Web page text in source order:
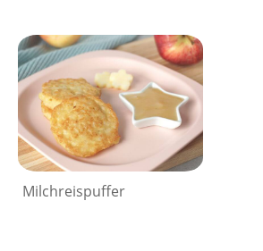
Milchreispuffer